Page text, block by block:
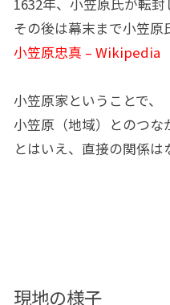
1632年、小笠原氏が転封
その後は幕末まで小笠原
小笠原忠真 – Wikipedia
小笠原家ということで、
小笠原（地域）とのつな
とはいえ、直接の関係は
現地の様子